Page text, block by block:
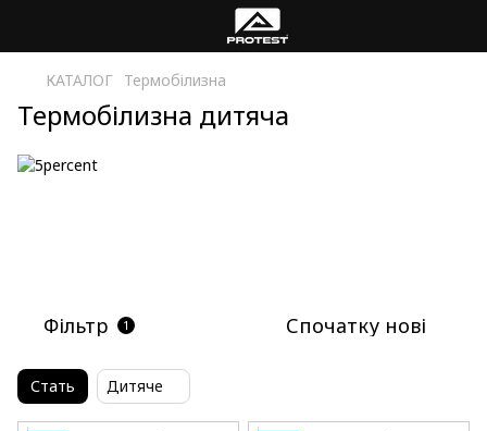
КАТАЛОГ Термобілизна
Термобілизна дитяча
Фільтр 1 Спочатку нові
Стать Дитяче